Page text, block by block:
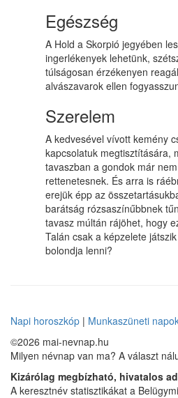
Egészség
A Hold a Skorpió jegyében
ingerlékenyek lehetünk,
túlságosan érzékenyen
alvászavarok ellen
Szerelem
A kedvesével vívott kemény
kapcsolatuk megtisztítására,
tavaszban a gondok már
rettenetesnek. És arra is
erejük épp az
barátság rózsaszínűbbnek
tavasz múltán rájöhet, hogy
Talán csak a képzelete
bolondja lenni?
Napi horoszkóp | Munkaszüneti
©2026 mai-nevnap.hu
Milyen névnap van ma? A választ
Kizárólag megbízható, hivatalos
A keresztnév statisztikákat a